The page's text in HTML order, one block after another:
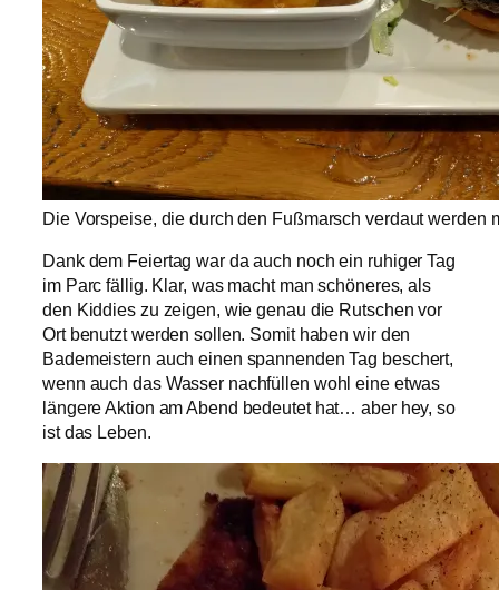
Die Vorspeise, die durch den Fußmarsch verdaut werden
Dank dem Feiertag war da auch noch ein ruhiger Tag
im Parc fällig. Klar, was macht man schöneres, als
den Kiddies zu zeigen, wie genau die Rutschen vor
Ort benutzt werden sollen. Somit haben wir den
Bademeistern auch einen spannenden Tag beschert,
wenn auch das Wasser nachfüllen wohl eine etwas
längere Aktion am Abend bedeutet hat… aber hey, so
ist das Leben.